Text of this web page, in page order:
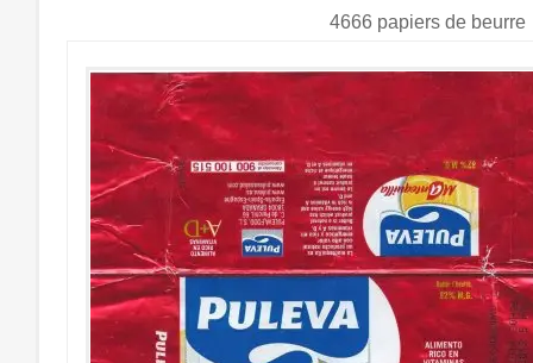
4666 papiers de beurre